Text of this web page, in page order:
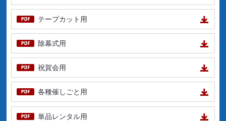
テープカット用
除幕式用
祝賀会用
各種催しごと用
単品レンタル用